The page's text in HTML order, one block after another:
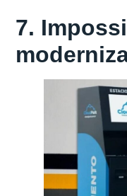
7.